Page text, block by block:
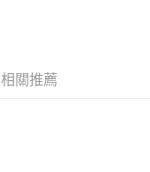
相關推薦